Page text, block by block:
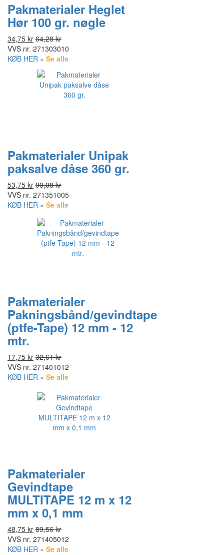
Pakmaterialer Heglet
Hør 100 gr. nøgle
34,75 kr 64,28 kr
VVS nr. 271303010
KØB HER » Se alle
Pakmaterialer Unipak
paksalve dåse 360 gr.
53,75 kr 99,08 kr
VVS nr. 271351005
KØB HER » Se alle
Pakmaterialer
Pakningsbånd/gevindtape
(ptfe-Tape) 12 mm - 12
mtr.
17,75 kr 32,61 kr
VVS nr. 271401012
KØB HER » Se alle
Pakmaterialer
Gevindtape
MULTITAPE 12 m x 12
mm x 0,1 mm
48,75 kr 89,56 kr
VVS nr. 271405012
KØB HER » Se alle